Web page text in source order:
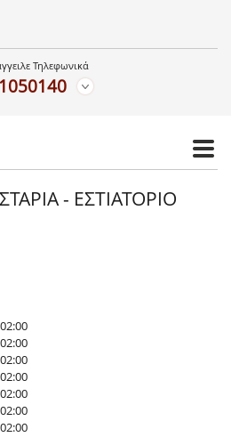
Τηλεφωνικά
- ΕΣΤΙΑΤΟΡΙΟ